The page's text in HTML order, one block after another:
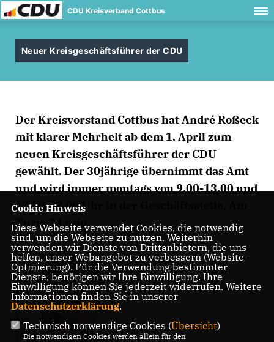
CDU Kreisverband Cottbus
Neuer Kreisgeschäftsführer der CDU
Der Kreisvorstand Cottbus hat André Roßeck
mit klarer Mehrheit ab dem 1. April zum
neuen Kreisgeschäftsführer der CDU
gewählt. Der 30jährige übernimmt das Amt
und wird immer montags von 9.00-13.00 und
13.30-18.00 Uhr in der Geschäftsstelle, Am
Turm 14 sein.
Cookie Hinweis
Diese Webseite verwendet Cookies, die notwendig
sind, um die Webseite zu nutzen. Weiterhin
verwenden wir Dienste von Drittanbietern, die uns
helfen, unser Webangebot zu verbessern (Website-
Optmierung). Für die Verwendung bestimmter
Dienste, benötigen wir Ihre Einwilligung. Ihre
Einwilligung können Sie jederzeit widerrufen. Weitere
Informationen finden Sie in unserer
Datenschutzerklärung.
Technisch notwendige Cookies (Übersicht)
Die notwendigen Cookies werden allein für den